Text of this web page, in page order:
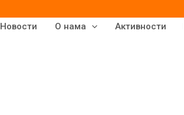
Новости О нама Активности